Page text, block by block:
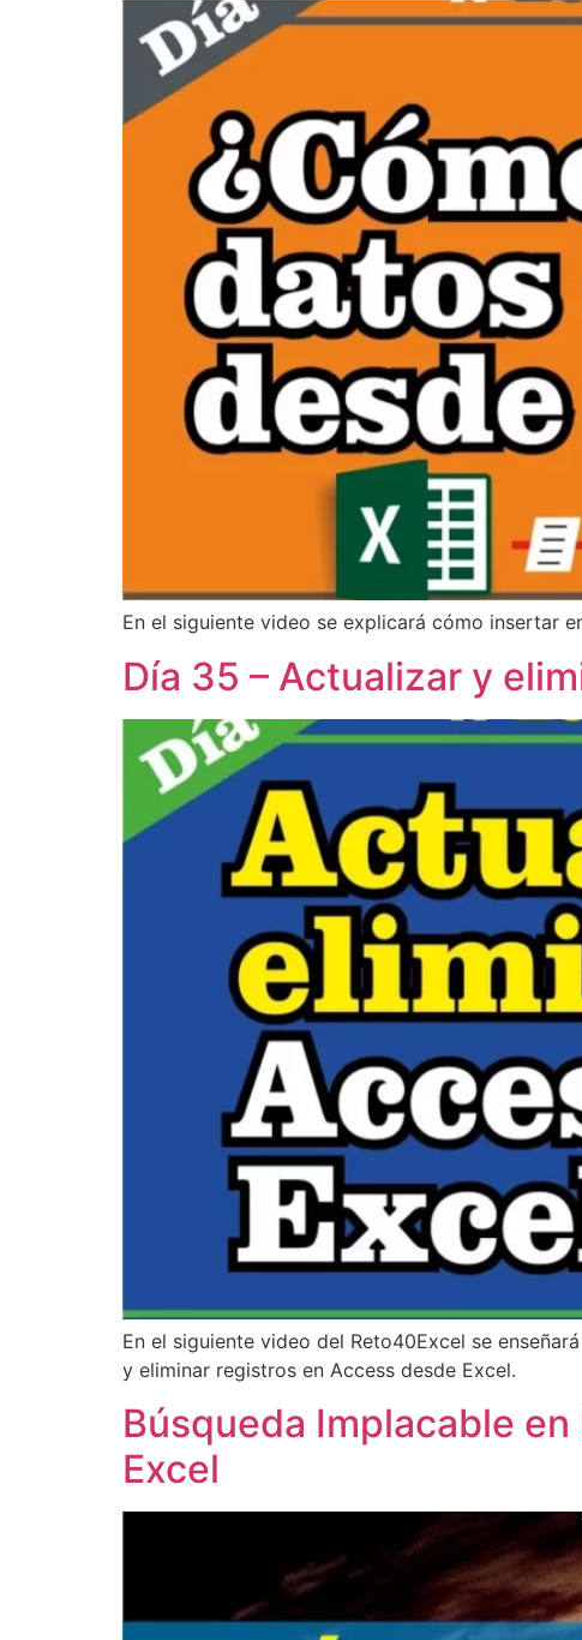
En el siguiente video se explicará cómo insertar
Día 35 – Actualizar y
En el siguiente video del Reto40Excel se
y eliminar registros en Access desde Excel.
Búsqueda Implacable
Excel